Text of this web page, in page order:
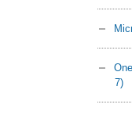
7)